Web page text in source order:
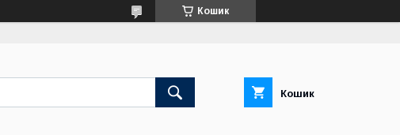
Кошик
Кошик